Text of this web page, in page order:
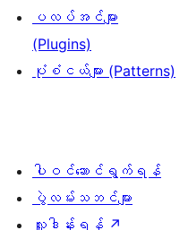
ပလပ်အင်များ
(Plugins)
ပုံစံငယ်များ (Patterns)
ပါဝင်ဆောင်ရွက်ရန်
ပွဲလမ်းသဘင်များ
လှူဒါန်းရန် ↗